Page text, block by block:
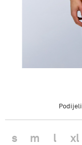
Podijeli
s m l xl